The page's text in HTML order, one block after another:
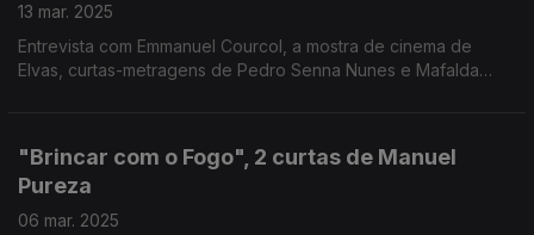
13 mar. 2025
Entrevista com Emmanuel Courcol, a mostra de cinema de
Elvas, curtas-metragens de Pedro Senna Nunes e Mafalda
"Brincar com o Fogo", 2 curtas de Manuel
Pureza
06 mar. 2025